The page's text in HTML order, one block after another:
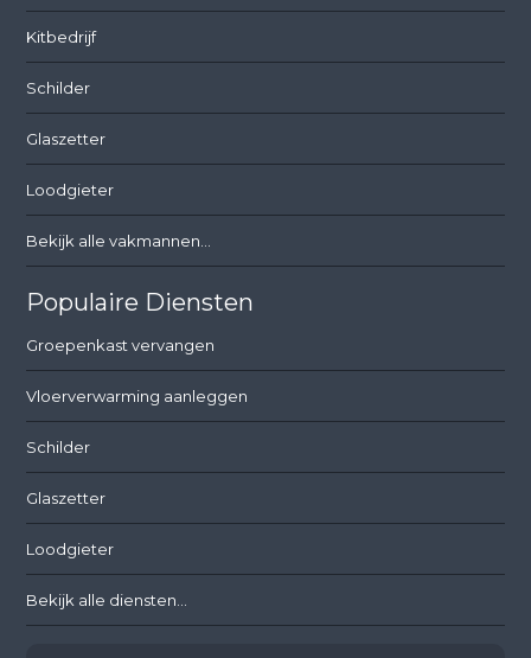
Kitbedrijf
Schilder
Glaszetter
Loodgieter
Bekijk alle vakmannen...
Populaire Diensten
Groepenkast vervangen
Vloerverwarming aanleggen
Schilder
Glaszetter
Loodgieter
Bekijk alle diensten...